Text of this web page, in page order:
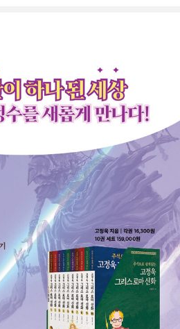
절 상처 주는 말 때문에 힘들었던 적
가 사람을 다시 웃게 만든다는 것을 알
서로를 이해하고, 자기 자신도 아끼며
기를 쓰고 있다. 2025년에 ‘아동 문
그렌상(ALMA) 후보에 오르며 작품성
: blog.daum.net/